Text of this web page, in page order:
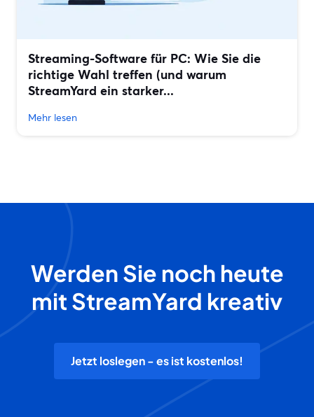
Streaming-Software für PC: Wie Sie die
richtige Wahl treffen (und warum
StreamYard ein starker...
Mehr lesen
Werden Sie noch heute
mit StreamYard kreativ
Jetzt loslegen - es ist kostenlos!